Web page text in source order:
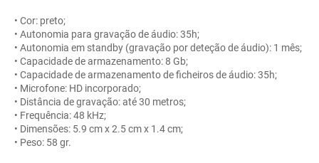
• Cor: preto;
• Autonomia para gravação de áudio: 35h;
• Autonomia em standby (gravação por deteção de áudio): 1 mês;
• Capacidade de armazenamento: 8 Gb;
• Capacidade de armazenamento de ficheiros de áudio: 35h;
• Microfone: HD incorporado;
• Distância de gravação: até 30 metros;
• Frequência: 48 kHz;
• Dimensões: 5.9 cm x 2.5 cm x 1.4 cm;
• Peso: 58 gr.